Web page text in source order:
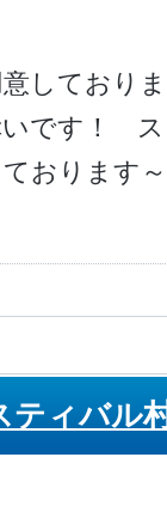
しており
です！
おります
ティバル